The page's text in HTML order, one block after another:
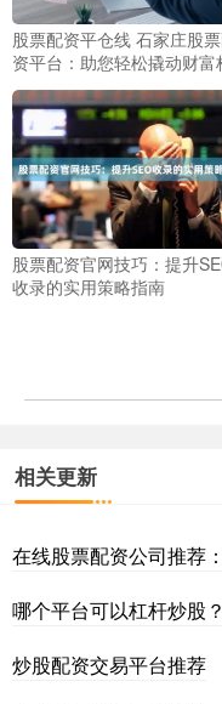
股票配资平仓线 石家庄股
资平台：助您轻松撬动财富
股票配资官网技巧：提升
收录的实用策略指南
相关更新
在线股票配资公司推荐
哪个平台可以杠杆炒股
炒股配资交易平台推荐